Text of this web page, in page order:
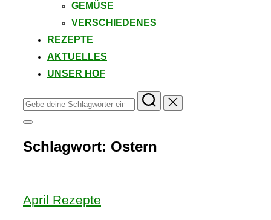
GEMÜSE
VERSCHIEDENES
REZEPTE
AKTUELLES
UNSER HOF
Suchen
nach:
Seitenleiste
Navigation
umschalten
Schlagwort: Ostern
April Rezepte